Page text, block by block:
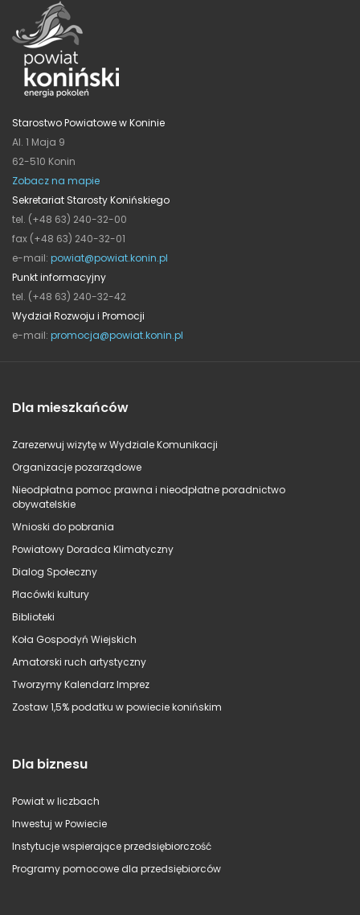
Starostwo Powiatowe w Koninie
Al. 1 Maja 9
62-510 Konin
Zobacz na mapie
Sekretariat Starosty Konińskiego
tel. (+48 63) 240-32-00
fax (+48 63) 240-32-01
e-mail: powiat@powiat.konin.pl
Punkt informacyjny
tel. (+48 63) 240-32-42
Wydział Rozwoju i Promocji
e-mail: promocja@powiat.konin.pl
Dla mieszkańców
Zarezerwuj wizytę w Wydziale Komunikacji
Organizacje pozarządowe
Nieodpłatna pomoc prawna i nieodpłatne poradnictwo
obywatelskie
Wnioski do pobrania
Powiatowy Doradca Klimatyczny
Dialog Społeczny
Placówki kultury
Biblioteki
Koła Gospodyń Wiejskich
Amatorski ruch artystyczny
Tworzymy Kalendarz Imprez
Zostaw 1,5% podatku w powiecie konińskim
Dla biznesu
Powiat w liczbach
Inwestuj w Powiecie
Instytucje wspierające przedsiębiorczość
Programy pomocowe dla przedsiębiorców